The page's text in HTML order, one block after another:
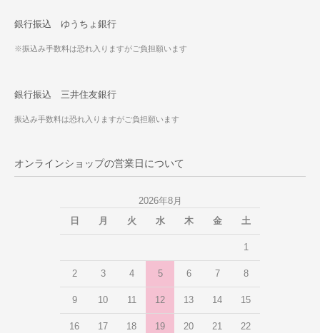
銀行振込 ゆうちょ銀行
※振込み手数料は恐れ入りますがご負担願います
銀行振込 三井住友銀行
振込み手数料は恐れ入りますがご負担願います
オンラインショップの営業日について
2026年8月
日
月 火 水 木 金 土
1
2 3 4 5 6 7 8
9 10 11 12 13 14 15
16 17 18 19 20 21 22